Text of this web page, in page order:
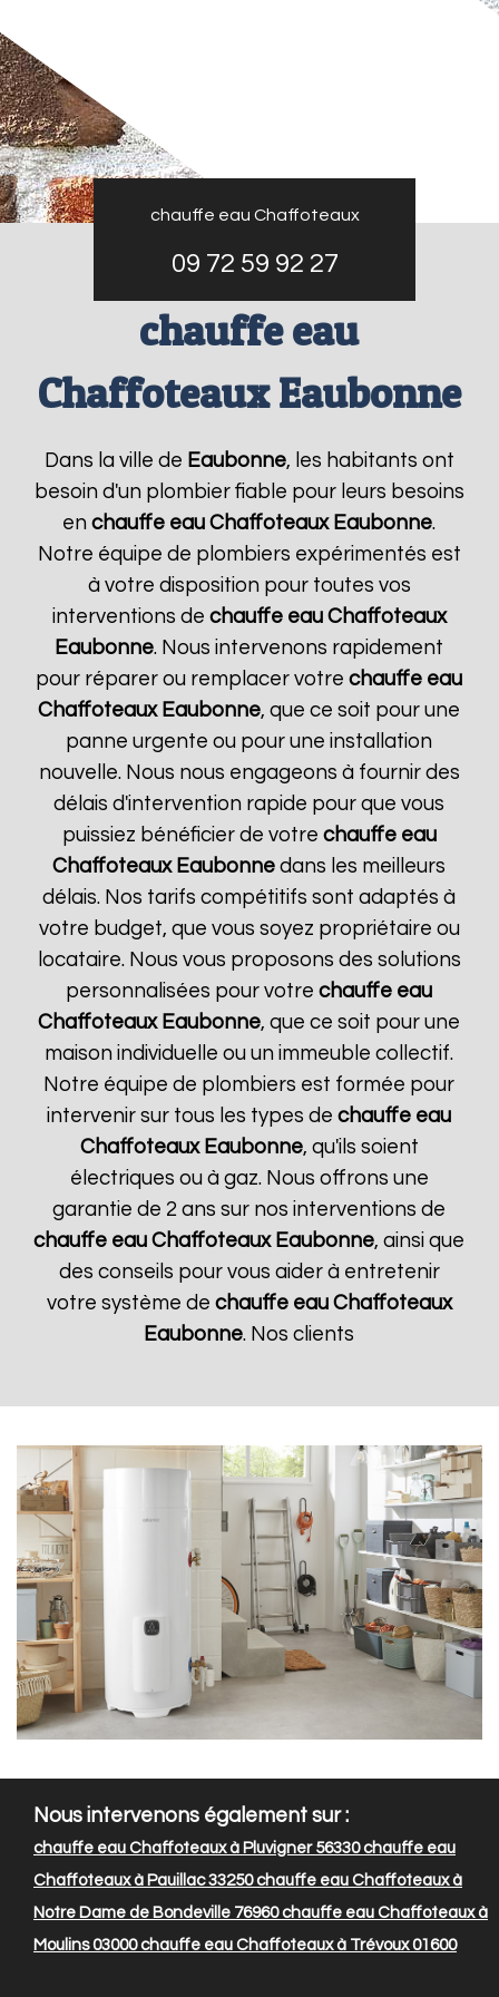
chauffe eau Chaffoteaux
09 72 59 92 27
chauffe eau
Chaffoteaux Eaubonne
Dans la ville de Eaubonne, les habitants ont
besoin d'un plombier fiable pour leurs besoins
enchauffe eau Chaffoteaux Eaubonne.
Notre équipe de plombiers expérimentés est
à votre disposition pour toutes vos
interventions de chauffe eau Chaffoteaux
Eaubonne. Nous intervenons rapidement
pour réparer ou remplacer votrechauffe eau
Chaffoteaux Eaubonne, que ce soit pour une
panne urgente ou pour une installation
nouvelle. Nous nous engageons à fournir des
délais d'intervention rapide pour que vous
puissiez bénéficier de votre chauffe eau
Chaffoteaux Eaubonne dans les meilleurs
délais. Nos tarifs compétitifs sont adaptés à
votre budget, que vous soyez propriétaire ou
locataire. Nous vous proposons des solutions
personnalisées pour votrechauffe eau
Chaffoteaux Eaubonne, que ce soit pour une
maison individuelle ou un immeuble collectif.
Notre équipe de plombiers est formée pour
intervenir sur tous les types dechauffe eau
Chaffoteaux Eaubonne, qu'ils soient
électriques ou à gaz. Nous offrons une
garantie de 2 ans sur nos interventions de
chauffe eau Chaffoteaux Eaubonne, ainsi que
des conseils pour vous aider à entretenir
votre système de chauffe eau Chaffoteaux
Eaubonne. Nos clients
Nous intervenons également sur :
chauffe eau Chaffoteaux à Pluvigner 56330chauffe eau
Chaffoteaux à Pauillac 33250chauffe eau Chaffoteaux à
Notre Dame de Bondeville 76960chauffe eau Chaffoteaux à
Moulins 03000chauffe eau Chaffoteaux à Trévoux 01600